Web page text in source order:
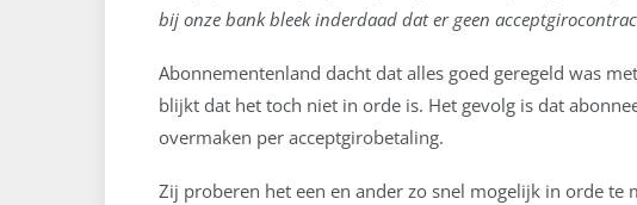
bij onze bank bleek inderdaad dat er geen
Abonnementenland dacht dat alles goed geregeld was
blijkt dat het toch niet in orde is. Het gevolg is dat
overmaken per acceptgirobetaling.
Zij proberen het een en ander zo snel mogelijk in orde te